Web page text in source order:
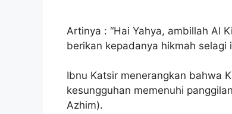
Artinya : “Hai Yahya, ambillah Al
berikan kepadanya hikmah selagi
Ibnu Katsir menerangkan bahwa
kesungguhan memenuhi
Azhim).